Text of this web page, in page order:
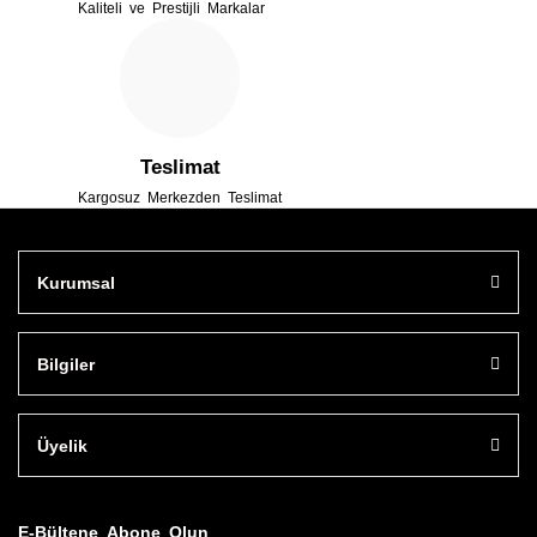
Kaliteli ve Prestijli Markalar
Teslimat
Kargosuz Merkezden Teslimat
Kurumsal
Bilgiler
Üyelik
E-Bültene Abone Olun